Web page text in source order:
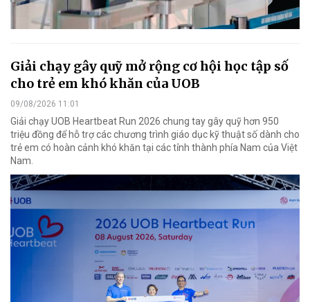
Giải chạy gây quỹ mở rộng cơ hội học tập số
cho trẻ em khó khăn của UOB
09/08/2026 11:01
Giải chạy UOB Heartbeat Run 2026 chung tay gây quỹ hơn 950
triệu đồng để hỗ trợ các chương trình giáo dục kỹ thuật số dành cho
trẻ em có hoàn cảnh khó khăn tại các tỉnh thành phía Nam của Việt
Nam.